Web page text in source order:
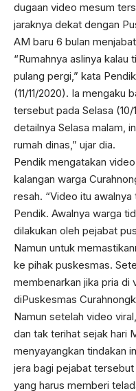
dugaan video mesum
jaraknya dekat dengan
AM baru 6 bulan
“Rumahnya aslinya
pulang pergi,” kata
(11/11/2020). Ia mengaku
tersebut pada Selasa (10/
detailnya Selasa malam,
rumah dinas,” ujar dia.
Pendik mengatakan
kalangan warga
resah. “Video itu
Pendik. Awalnya warga
dilakukan oleh pejabat
Namun untuk
ke pihak puskesmas.
membenarkan jika pria
diPuskesmas
Namun setelah video
dan tak terihat sejak hari
menyayangkan tindakan
jera bagi pejabat
yang harus memberi